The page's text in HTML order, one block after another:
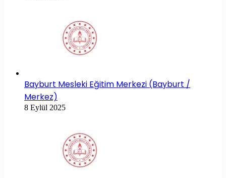
Bayburt Mesleki Eğitim Merkezi (Bayburt /
Merkez)
8 Eylül 2025